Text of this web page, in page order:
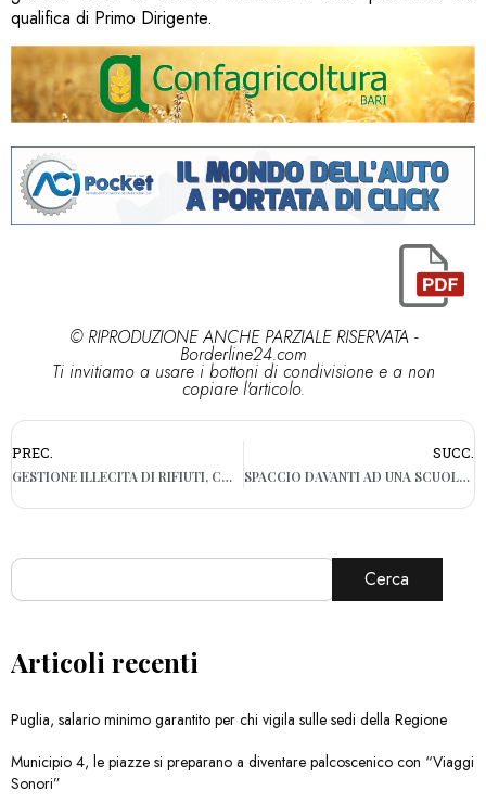
qualifica di Primo Dirigente.
© RIPRODUZIONE ANCHE PARZIALE RISERVATA -
Borderline24.com
Ti invitiamo a usare i bottoni di condivisione e a non
copiare l'articolo.
PREC.
GESTIONE ILLECITA DI RIFIUTI, CONFISCATI 550MILA EURO A DUE AZIENDE DELLA BAT
SUCC.
SPACCIO DAVANTI AD UNA SCUOLA E DROGA IN CASA, TRE ARRESTI NEL NORD BARESE
Cerca
Articoli recenti
Puglia, salario minimo garantito per chi vigila sulle sedi della Regione
Municipio 4, le piazze si preparano a diventare palcoscenico con “Viaggi
Sonori”